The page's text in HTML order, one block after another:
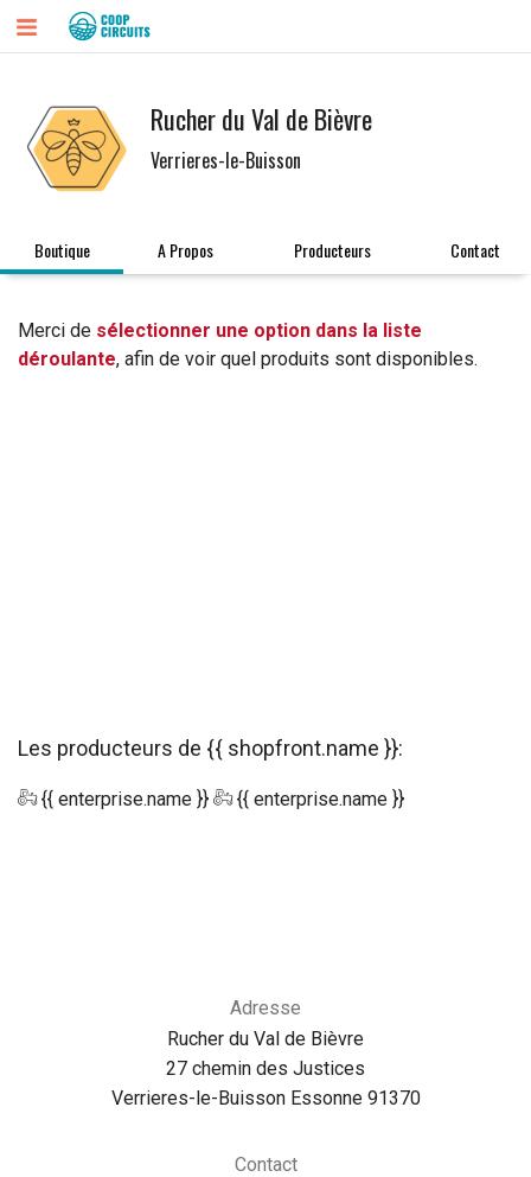
Rucher du Val de Bièvre
Verrieres-le-Buisson
Boutique A Propos Producteurs Contact
Merci de sélectionner une option dans la liste
déroulante, afin de voir quel produits sont disponibles.
Les producteurs de {{ shopfront.name }}:
{{ enterprise.name }} {{ enterprise.name }}
Adresse
Rucher du Val de Bièvre
27 chemin des Justices
Verrieres-le-Buisson Essonne 91370
Contact